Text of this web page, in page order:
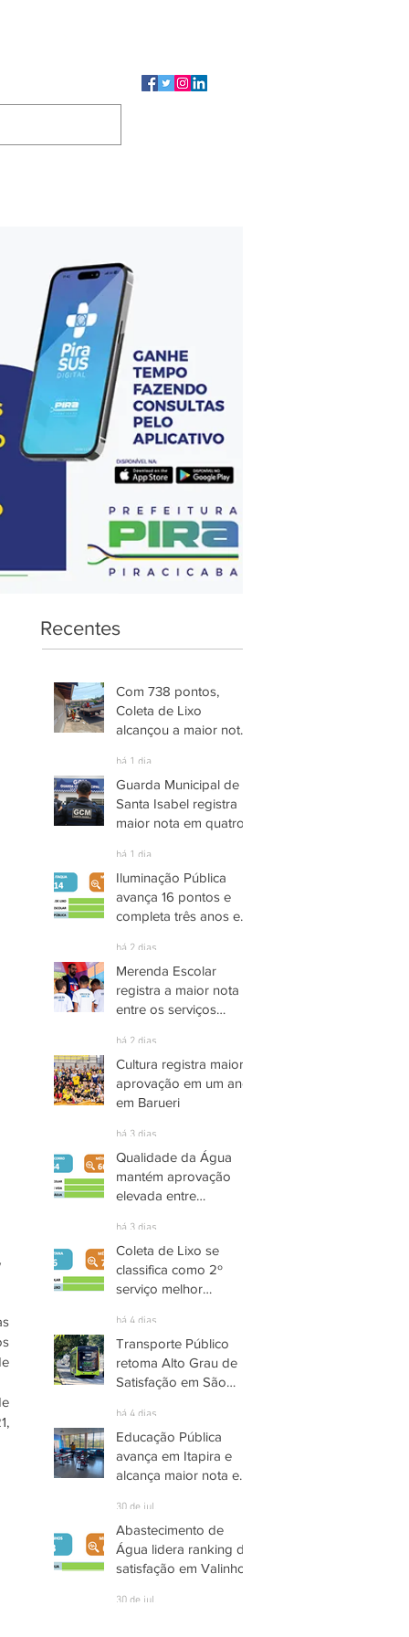
Recentes
Com 738 pontos,
Coleta de Lixo
alcançou a maior nota
avaliados em
Piracicaba
há 1 dia
Guarda Municipal de
Santa Isabel registra
maior nota em quatro
INDSAT
há 1 dia
Iluminação Pública
avança 16 pontos e
completa três anos em
Satisfação em
Itaquaquecetuba
há 2 dias
Merenda Escolar
registra a maior nota
entre os serviços
há 2 dias
Cultura registra maior
aprovação em um ano
em Barueri
há 3 dias
Qualidade da Água
mantém aprovação
elevada entre
há 3 dias
Coleta de Lixo se
classifica como 2º
serviço melhor
de Parnaíba
há 4 dias
Transporte Público
retoma Alto Grau de
Satisfação em São
há 4 dias
Educação Pública
avança em Itapira e
alcança maior nota em
30 de jul.
Abastecimento de
Água lidera ranking de
satisfação em Valinhos
30 de jul.